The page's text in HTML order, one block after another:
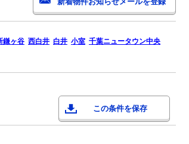
鎌ヶ谷 西白井 白井 小室 千葉ニュータウン中央
この条件を保存